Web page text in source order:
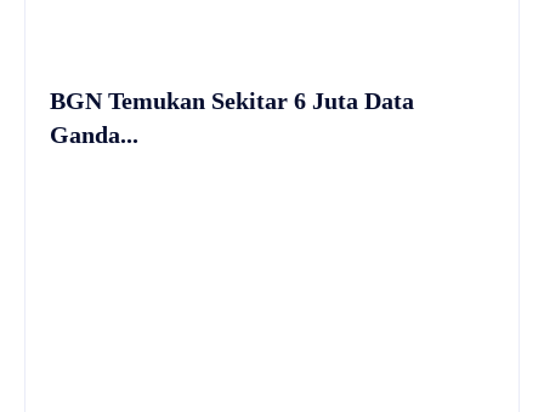
BGN Temukan Sekitar 6 Juta Data
Ganda...